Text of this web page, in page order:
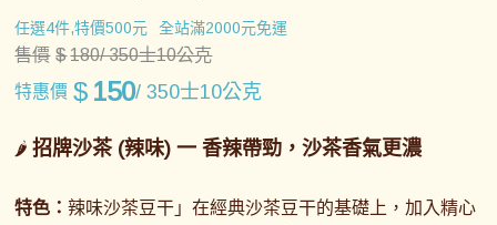
任選4件,特價500元 全站滿2000元免運
售價 $180/ 350士10公克
特惠價 $ 150/ 350士10公克
🌶️招牌沙茶 (辣味) 一香辣帶勁，沙茶香氣更濃
特色：辣味沙茶豆干」在經典沙茶豆干的基礎上，加入精心